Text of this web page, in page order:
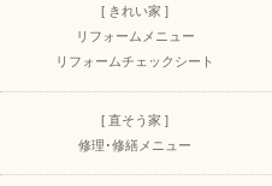
[ きれい家 ]
リフォームメニュー
リフォームチェックシート
[ 直そう家 ]
修理･修繕メニュー